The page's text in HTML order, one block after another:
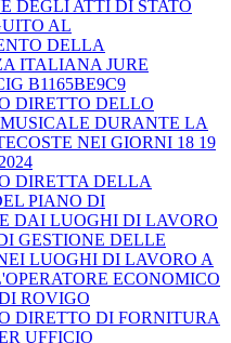
DEGLI ATTI DI STATO
AL
DELLA
ITALIANA JURE
B1165BE9C9
DIRETTO DELLO
DURANTE LA
NEI GIORNI 18 19
DIRETTA DELLA
PIANO DI
DAI LUOGHI DI LAVORO
GESTIONE DELLE
LUOGHI DI LAVORO A
ECONOMICO
ROVIGO
DIRETTO DI FORNITURA
UFFICIO